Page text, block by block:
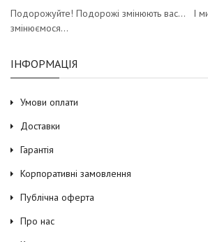
Подорожуйте! Подорожі змінюють вас… І
змінюємося…
ІНФОРМАЦІЯ
Умови оплати
Доставки
Гарантія
Корпоративні замовлення
Публічна оферта
Про нас